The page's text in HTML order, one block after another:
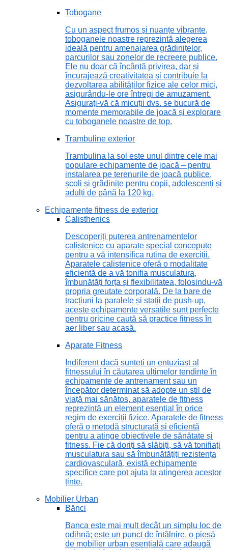
Tobogane
Cu un aspect frumos și nuanțe vibrante,
toboganele noastre reprezintă alegerea
ideală pentru amenajarea grădinițelor,
parcurilor sau zonelor de recreere publice.
Ele nu doar că încântă privirea, dar și
încurajează creativitatea și contribuie la
dezvoltarea abilităților fizice ale celor mici,
asigurându-le ore întregi de amuzament.
Asigurați-vă că micuții dvs. se bucură de
momente memorabile de joacă și explorare
cu toboganele noastre de top.
Trambuline exterior
Trambulina la sol este unul dintre cele mai
populare echipamente de joacă – pentru
instalarea pe terenurile de joacă publice,
școli și grădinițe pentru copii, adolescenți și
adulți de până la 120 kg.
Echipamente fitness de exterior
Calisthenics
Descoperiți puterea antrenamentelor
calistenice cu aparate special concepute
pentru a vă intensifica rutina de exerciții.
Aparatele calistenice oferă o modalitate
eficientă de a vă tonifia musculatura,
îmbunătăți forța și flexibilitatea, folosindu-vă
propria greutate corporală. De la bare de
tracțiuni la paralele și stații de push-up,
aceste echipamente versatile sunt perfecte
pentru oricine caută să practice fitness în
aer liber sau acasă.
Aparate Fitness
Indiferent dacă sunteți un entuziast al
fitnessului în căutarea ultimelor tendințe în
echipamente de antrenament sau un
începător determinat să adopte un stil de
viață mai sănătos, aparatele de fitness
reprezintă un element esențial în orice
regim de exerciții fizice. Aparatele de fitness
oferă o metodă structurată și eficientă
pentru a atinge obiectivele de sănătate și
fitness. Fie că doriți să slăbiți, să vă tonifiați
musculatura sau să îmbunătățiți rezistența
cardiovasculară, există echipamente
specifice care pot ajuta la atingerea acestor
ținte.
Mobilier Urban
Bănci
Banca este mai mult decât un simplu loc de
odihnă; este un punct de întâlnire, o piesă
de mobilier urban esențială care adaugă